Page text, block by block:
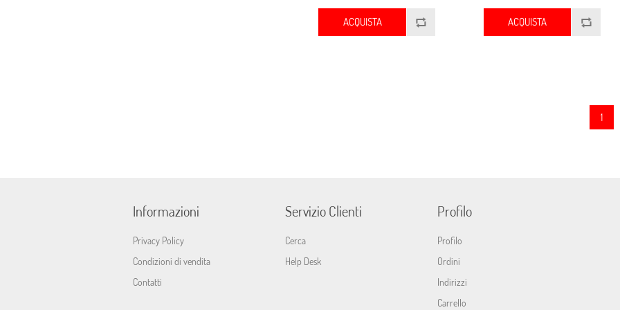
ACQUISTA ACQUISTA
1
Informazioni
Privacy Policy
Condizioni di vendita
Contatti
Servizio Clienti
Cerca
Help Desk
Profilo
Profilo
Ordini
Indirizzi
Carrello